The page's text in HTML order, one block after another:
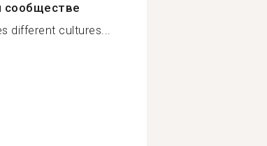
сообществе
different cultures...